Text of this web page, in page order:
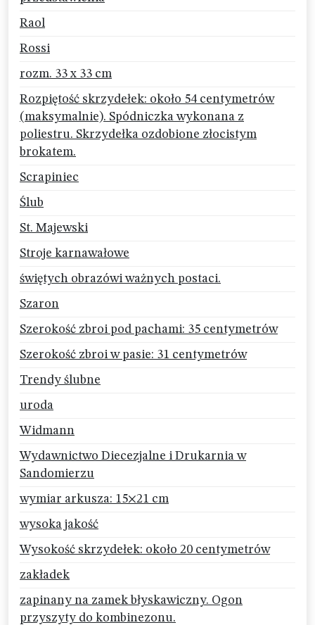
Raol
Rossi
rozm. 33 x 33 cm
Rozpiętość skrzydełek: około 54 centymetrów
(maksymalnie). Spódniczka wykonana z
poliestru. Skrzydełka ozdobione złocistym
brokatem.
Scrapiniec
Ślub
St. Majewski
Stroje karnawałowe
świętych obrazówi ważnych postaci.
Szaron
Szerokość zbroi pod pachami: 35 centymetrów
Szerokość zbroi w pasie: 31 centymetrów
Trendy ślubne
uroda
Widmann
Wydawnictwo Diecezjalne i Drukarnia w
Sandomierzu
wymiar arkusza: 15×21 cm
wysoka jakość
Wysokość skrzydełek: około 20 centymetrów
zakładek
zapinany na zamek błyskawiczny. Ogon
przyszyty do kombinezonu.